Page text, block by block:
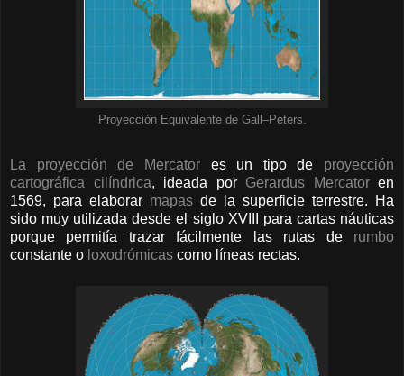
Proyección Equivalente de Gall–Peters.
La proyección de Mercatores un tipo de proyección
cartográfica cilíndrica, ideada por Gerardus Mercatoren
1569, para elaborar mapas de la superficie terrestre. Ha
sido muy utilizada desde el siglo XVIII para cartas náuticas
porque permitía trazar fácilmente las rutas de rumbo
constante o loxodrómicas como líneas rectas.